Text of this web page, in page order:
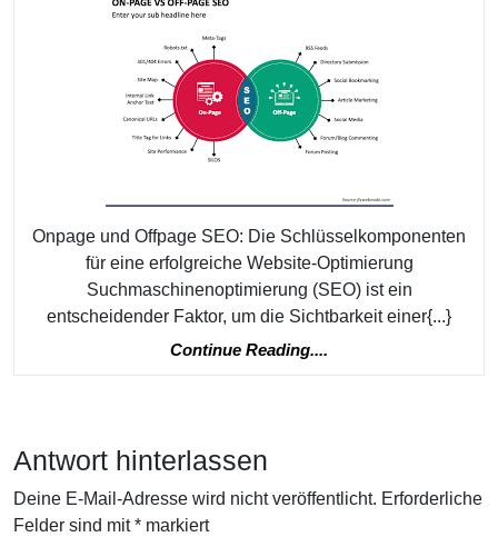
und
Offpage
SEO
Ihre
Website-
Optimierung
Onpage und Offpage SEO: Die Schlüsselkomponenten
für eine erfolgreiche Website-Optimierung
Suchmaschinenoptimierung (SEO) ist ein
entscheidender Faktor, um die Sichtbarkeit einer{...}
Continue Reading....
Antwort hinterlassen
Deine E-Mail-Adresse wird nicht veröffentlicht. Erforderliche
Felder sind mit* markiert